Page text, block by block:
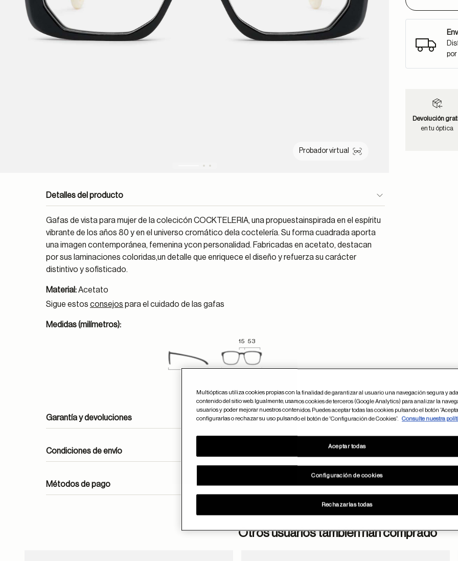
Probador virtual
Detalles del producto
Gafas de vista para mujer de la colecicón COCKTELERIA, una propuestainspirada en el espíritu
vibrante de los años 80 y en el universo cromático dela coctelería. Su forma cuadrada aporta
una imagen contemporánea, femenina ycon personalidad. Fabricadas en acetato, destacan
por sus laminaciones coloridas,un detalle que enriquece el diseño y refuerza su carácter
distintivo y sofisticado.
Material:Acetato
Sigue estosconsejos para el cuidado de las gafas
Medidas (milímetros):
15 53
Garantía y devoluciones
Condiciones de envío
Métodos de pago
Devolución
en tu óptica
Otros usuarios también han comprado
Multiópticas utiliza cookies propias con la finalidad de garantizar al usuario una navegación segura y
contenido del sitio web. Igualmente, usamos cookies de terceros (Google Analytics) para analizar la
usuarios y poder mejorar nuestros contenidos. Puedes aceptar todas las cookies pulsando el botón
configurarlas o rechazar su uso pulsando el botón de “Configuración de Cookies”.
Consulte nuestra
Configuración de cookies
Rechazarlas todas
Aceptar todas